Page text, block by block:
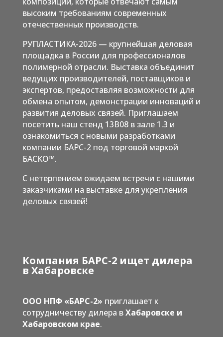
высоким требованиям современных
отечественных производств.
РУПЛАСТИКА-2026 — крупнейшая деловая
площадка в России для профессионалов
полимерной отрасли. Выставка объединит
ведущих производителей, поставщиков и
экспертов, предоставляя возможности для
обмена опытом, демонстрации инноваций и
развития деловых связей. Приглашаем
посетить наш стенд 13В08 в зале 1.3 и
ознакомиться с новыми разработками
компании БАРС-2 под торговой маркой
БАСКО™.
С нетерпением ожидаем встречи с нашими
заказчиками на выставке для укрепления
деловых связей!
Компания БАРС-2 ищет дилера
в Хабаровске
ООО НПФ «БАРС-2» приглашает к
сотрудничеству дилера вХабаровске и
Хабаровском крае.